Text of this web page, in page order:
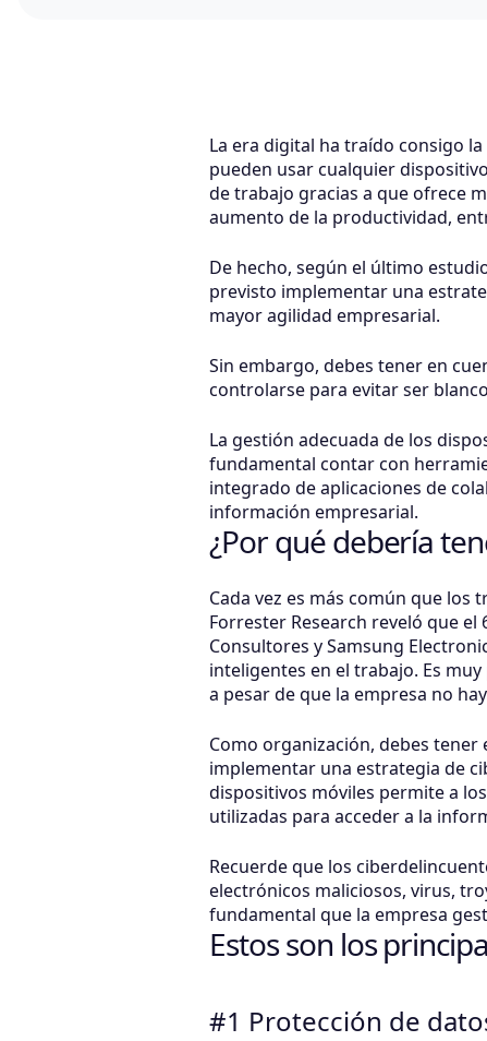
La era digital ha traído consigo
pueden usar cualquier
de trabajo gracias a que ofrece
aumento de la productividad,
De hecho, según el último
previsto implementar una
mayor agilidad empresarial.
Sin embargo, debes tener en
controlarse para evitar ser
La gestión adecuada de los
fundamental contar con
integrado de aplicaciones de
información empresarial.
¿Por qué debería
Cada vez es más común que los
Forrester Research reveló que
Consultores y Samsung
inteligentes en el trabajo. Es
a pesar de que la empresa no
Como organización, debes
implementar una estrategia de
dispositivos móviles permite a
utilizadas para acceder a la
Recuerde que los
electrónicos maliciosos, virus,
fundamental que la empresa
Estos son los
#1 Protección de